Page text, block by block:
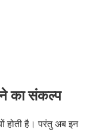
का संकल्प
होती है। परंतु अब इन